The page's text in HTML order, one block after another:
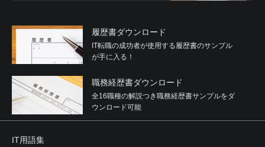
履歴書ダウンロード
IT転職の成功者が使用する履歴書のサンプル
が手に入る！
職務経歴書ダウンロード
全16職種の解説つき職務経歴書サンプルをダ
ウンロード可能
IT用語集